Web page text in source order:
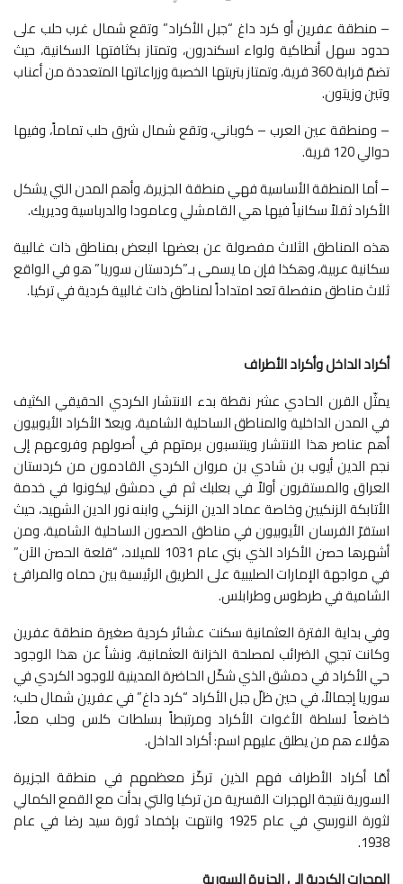
– منطقة عفرين أو كرد داغ “جبل الأكراد” وتقع شمال غرب حلب على
حدود سهل أنطاكية ولواء اسكندرون، وتمتاز بكثافتها السكانية، حيث
تضمّ قرابة 360 قرية، وتمتاز بتربتها الخصبة وزراعاتها المتعددة من أعناب
وتين وزيتون.
– ومنطقة عين العرب – كوباني، وتقع شمال شرق حلب تماماً، وفيها
حوالي 120 قرية.
– أما المنطقة الأساسية فهي منطقة الجزيرة، وأهم المدن التي يشكل
الأكراد ثقلاً سكانياً فيها هي القامشلي وعامودا والدرباسية وديريك.
هذه المناطق الثلاث مفصولة عن بعضها البعض بمناطق ذات غالبية
سكانية عربية، وهكذا فإن ما يسمى بـ”كردستان سوريا” هو في الواقع
ثلاث مناطق منفصلة تعد امتداداً لمناطق ذات غالبية كردية في تركيا.
أكراد الداخل وأكراد الأطراف
يمثّل القرن الحادي عشر نقطة بدء الانتشار الكردي الحقيقي الكثيف
في المدن الداخلية والمناطق الساحلية الشامية، ويعدّ الأكراد الأيوبيون
أهم عناصر هذا الانتشار وينتسبون برمتهم في أصولهم وفروعهم إلى
نجم الدين أيوب بن شادي بن مروان الكردي القادمون من كردستان
العراق والمستقرون أولاً في بعلبك ثم في دمشق ليكونوا في خدمة
الأتابكة الزنكيين وخاصة عماد الدين الزنكي وابنه نور الدين الشهيد، حيث
استقرّ الفرسان الأيوبيون في مناطق الحصون الساحلية الشامية، ومن
أشهرها حصن الأكراد الذي بني عام 1031 للميلاد، “قلعة الحصن الآن”
في مواجهة الإمارات الصليبية على الطريق الرئيسية بين حماه والمرافئ
الشامية في طرطوس وطرابلس.
وفي بداية الفترة العثمانية سكنت عشائر كردية صغيرة منطقة عفرين
وكانت تجبي الضرائب لمصلحة الخزانة العثمانية، ونشأ عن هذا الوجود
حي الأكراد في دمشق الذي شكّل الحاضرة المدينية للوجود الكردي في
سوريا إجمالاً، في حين ظلّ جبل الأكراد “كرد داغ” في عفرين شمال حلب؛
خاضعاً لسلطة الأغوات الأكراد ومرتبطاً بسلطات كلس وحلب معاً،
هؤلاء هم من يطلق عليهم اسم: أكراد الداخل.
أمّا أكراد الأطراف فهم الذين تركّز معظمهم في منطقة الجزيرة
السورية نتيجة الهجرات القسرية من تركيا والتي بدأت مع القمع الكمالي
لثورة النورسي في عام 1925 وانتهت بإخماد ثورة سيد رضا في عام
1938.